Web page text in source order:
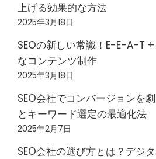
上げる効果的な方法
2025年3月18日
SEOの新しい常識！E-E-A-T
なコンテンツ制作
2025年3月18日
SEO会社でコンバージョンを
とキーワード選定の最適化法
2025年2月7日
SEO会社の選び方とは？デジ